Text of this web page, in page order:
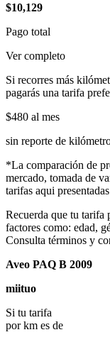
$10,129
Pago total
Ver completo
Si recorres más
pagarás una tarifa
$480 al mes
sin reporte de
*La comparación de
mercado, tomada de
tarifas aqui
Recuerda que tu tarifa
factores como: edad,
Consulta términos y
Aveo PAQ B 2009
miituo
Si tu tarifa
por km es de